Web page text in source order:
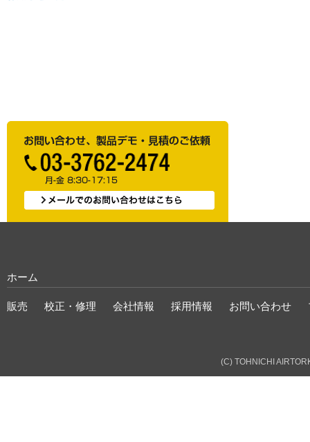
ホーム
販売 校正・修理 会社情報 採用情報 お問い合わせ
(C) TOHNICHI